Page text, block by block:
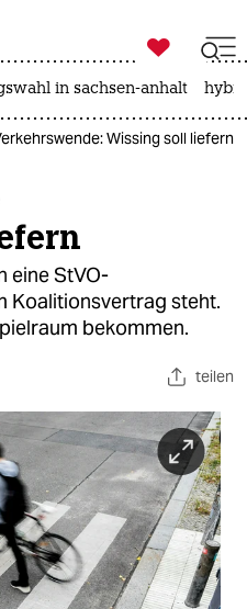
ich

taz zahl ich
in sachsen-anhalt
Wissing soll liefern
eine StVO-
Koalitionsvertrag steht.
bekommen.
teilen